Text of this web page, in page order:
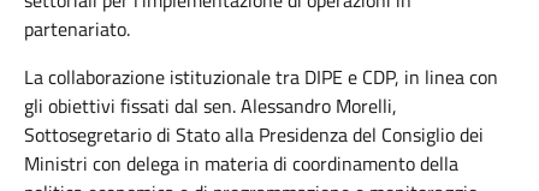
partenariato.
La collaborazione istituzionale tra DIPE e CDP, in linea con
gli obiettivi fissati dal sen. Alessandro Morelli,
Sottosegretario di Stato alla Presidenza del Consiglio dei
Ministri con delega in materia di coordinamento della